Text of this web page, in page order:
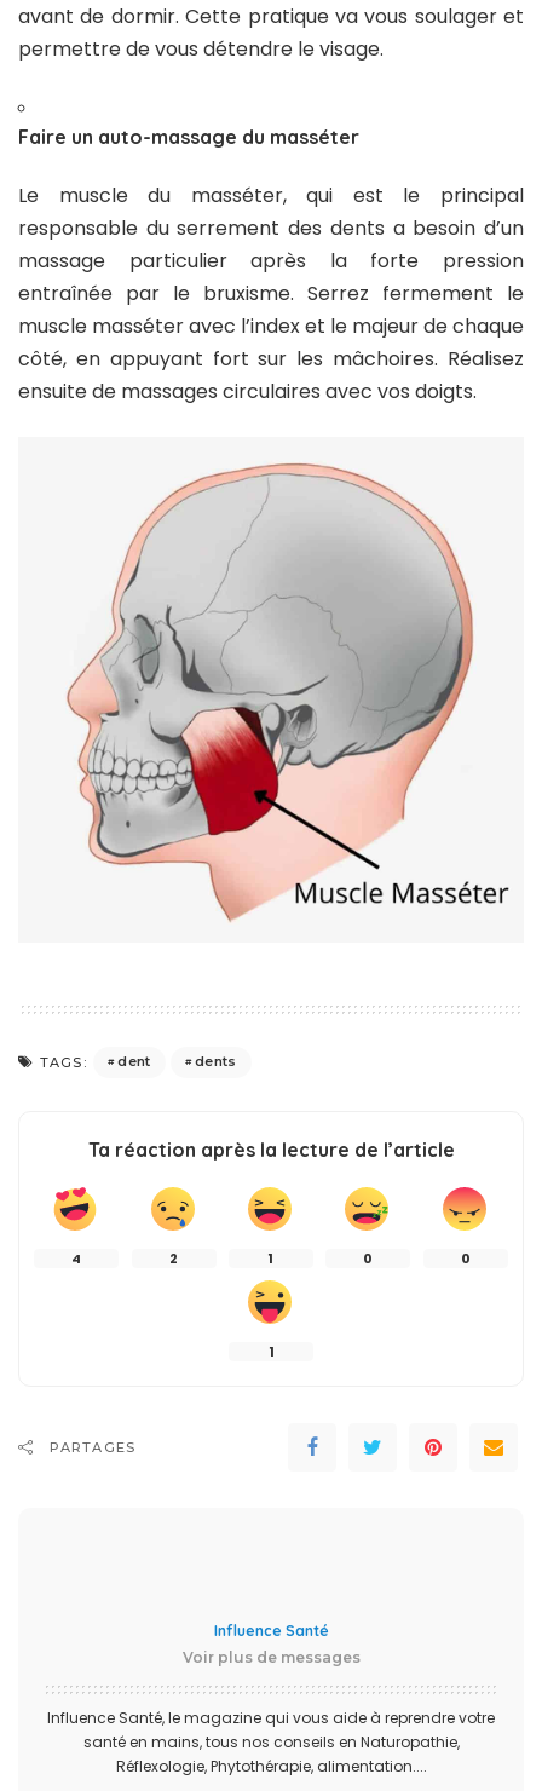
avant de dormir. Cette pratique va vous soulager et
permettre de vous détendre le visage.
Faire un auto-massage du masséter
Le muscle du masséter, qui est le principal
responsable du serrement des dents a besoin d’un
massage particulier après la forte pression
entraînée par le bruxisme. Serrez fermement le
muscle masséter avec l’index et le majeur de chaque
côté, en appuyant fort sur les mâchoires. Réalisez
ensuite de massages circulaires avec vos doigts.
TAGS: dent dents
Ta réaction après la lecture de l’article
4 2 1 0 0
1
PARTAGES
Influence Santé
Voir plus de messages
Influence Santé, le magazine qui vous aide à reprendre votre
santé en mains, tous nos conseils en Naturopathie,
Réflexologie, Phytothérapie, alimentation....